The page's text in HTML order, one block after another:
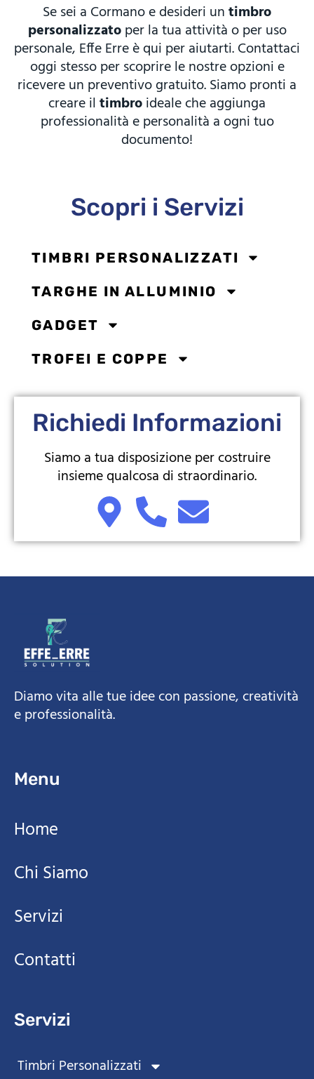
Se sei a Cormano e desideri untimbro
personalizzatoper la tua attività o per uso
personale, Effe Erre è qui per aiutarti. Contattaci
oggi stesso per scoprire le nostre opzioni e
ricevere un preventivo gratuito. Siamo pronti a
creare iltimbroideale che aggiunga
professionalità e personalità a ogni tuo
documento!
Scopri i Servizi
TIMBRI PERSONALIZZATI
TARGHE IN ALLUMINIO
GADGET
TROFEI E COPPE
Richiedi Informazioni
Siamo a tua disposizione per costruire
insieme qualcosa di straordinario.
Diamo vita alle tue idee con passione, creatività
e professionalità.
Menu
Home
Chi Siamo
Servizi
Contatti
Servizi
Timbri Personalizzati